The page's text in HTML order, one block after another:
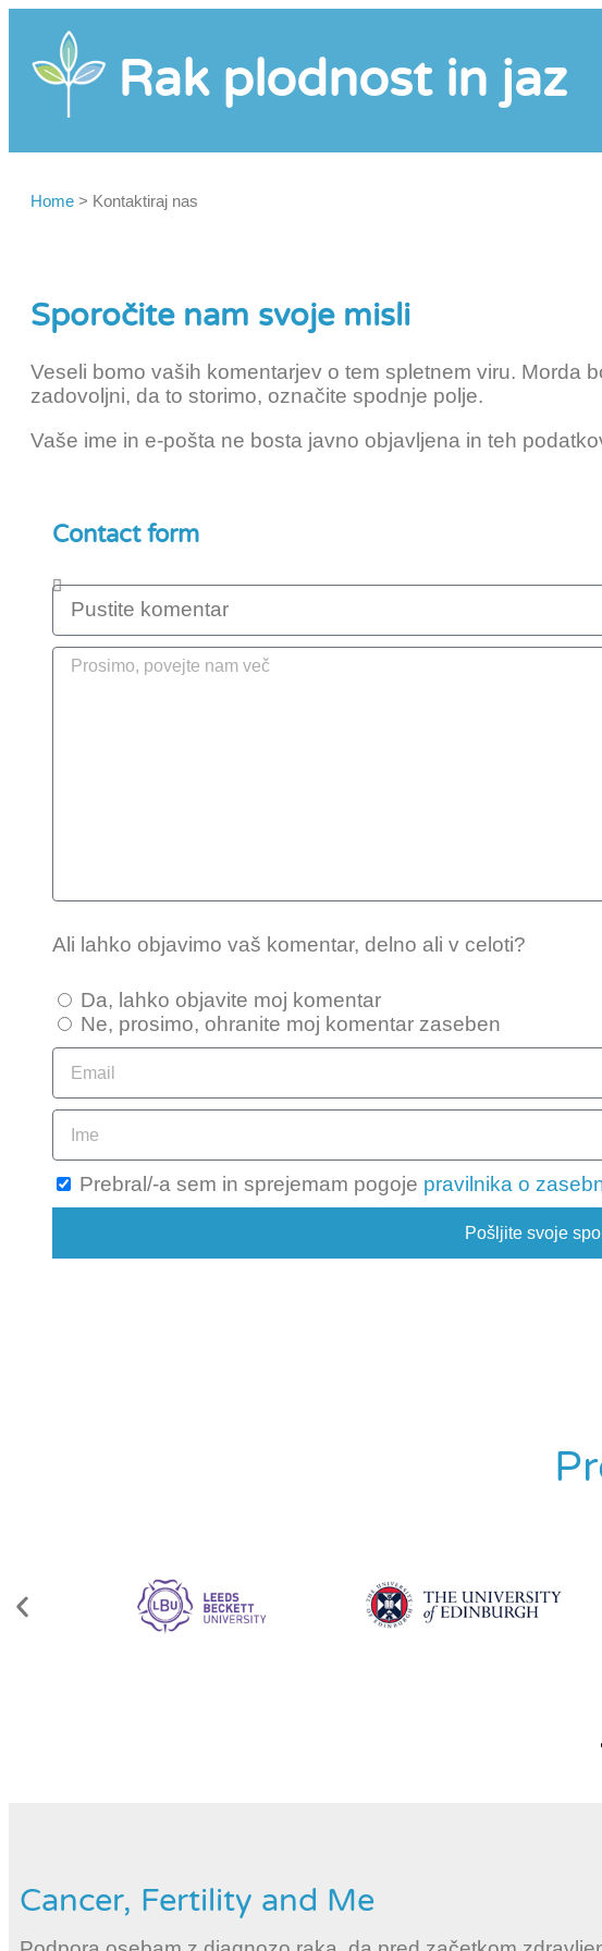
Rak plodnost in jaz
Home > Kontaktiraj nas
Sporočite nam svoje misli
Veseli bomo vaših komentarjev o tem spletnem viru. Morda
zadovoljni, da to storimo, označite spodnje polje.
Vaše ime in e-pošta ne bosta javno objavljena in teh
Contact form
Ali lahko objavimo vaš komentar, delno ali v celoti?
Da, lahko objavite moj komentar
Ne, prosimo, ohranite moj komentar zaseben
Prebral/-a sem in sprejemam pogoje pravilnika o
Pošljite svoje
Cancer, Fertility and Me